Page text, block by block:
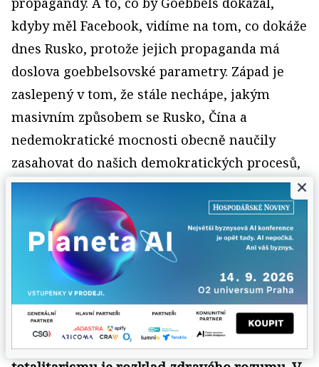
kdyby měl Facebook, vidíme na tom, co dokáže
dnes Rusko, protože jejich propaganda má
doslova goebbelsovské parametry. Západ je
zaslepený v tom, že stále nechápe, jakým
masivním způsobem se Rusko, Čína a
nedemokratické mocnosti obecně naučily
zasahovat do našich demokratických procesů,
do naší demokratické debaty, ovlivňovat naše
volby právě skrze nové mediální a
komunikační platformy. Naopak je skrze
neregulované nové informační prostředky
vlastně přímo zveme k tomu, aby rozkládaly
náš demokratický systém.
Píšete také, že jedním z předpokladů nástupu
×